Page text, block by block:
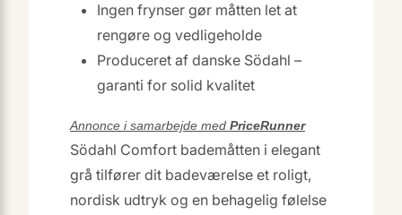
Ingen frynser gør måtten let at
rengøre og vedligeholde
Produceret af danske Södahl –
garanti for solid kvalitet
Annonce i samarbejde med PriceRunner
Södahl Comfort bademåtten i elegant
grå tilfører dit badeværelse et roligt,
nordisk udtryk og en behagelig følelse